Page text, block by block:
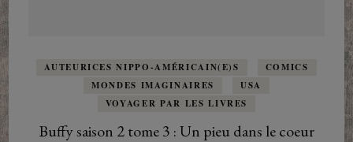
AUTEURICES NIPPO-AMÉRICAIN(E)S
COMICS
MONDES IMAGINAIRES
USA
VOYAGER PAR LES LIVRES
Buffy saison 2 tome 3 : Un pieu dans le coeur